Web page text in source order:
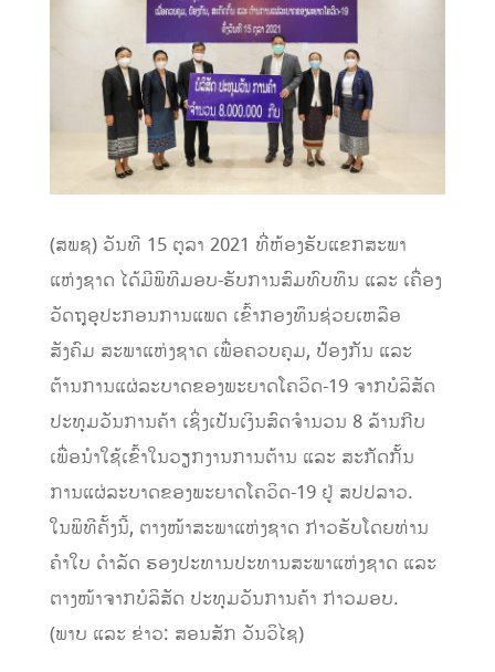
​(ສພຊ) ວັນທີ 15 ຕຸລາ 2021 ທີ່ຫ້ອງຮັບແຂກສະພາ
ແຫ່ງຊາດ ໄດ້ມີພິທີມອບ-ຮັບການສົມທົບທຶນ ແລະ ເຄື່ອງ
ວັດຖຸອຸປະກອນການແພດ ເຂົ້າກອງທຶນຊ່ວຍເຫລືອ
ສັງຄົມ ສະພາແຫ່ງຊາດ ເພື່ອຄວບຄຸມ, ປ້ອງກັນ ແລະ
ຕ້ານການແຜ່ລະບາດຂອງພະຍາດໂຄວິດ-19 ຈາກບໍລິສັດ
ປະທຸມວັນການຄ້າ ເຊິ່ງເປັນເງິນສົດຈຳນວນ 8 ລ້ານກີບ
ເພື່ອນຳໃຊ້ເຂົ້າໃນວຽກງານການຕ້ານ ແລະ ສະກັດກັ້ນ
ການແຜ່ລະບາດຂອງພະຍາດໂຄວິດ-19 ຢູ່ ສປປລາວ.
​ໃນພິທີຄັ້ງນີ້, ຕາງໜ້າສະພາແຫ່ງຊາດ ກ່າວຮັບໂດຍທ່ານ
ຄຳໃບ ດຳລັດ ຮອງປະທານປະທານສະພາແຫ່ງຊາດ ແລະ
ຕາງໜ້າຈາກບໍລິສັດ ປະທຸມວັນການຄ້າ ກ່າວມອບ.
(ພາບ ແລະ ຂ່າວ: ສອນສັກ ວັນວິໄຊ)